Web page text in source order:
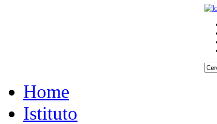
Home
Istituto